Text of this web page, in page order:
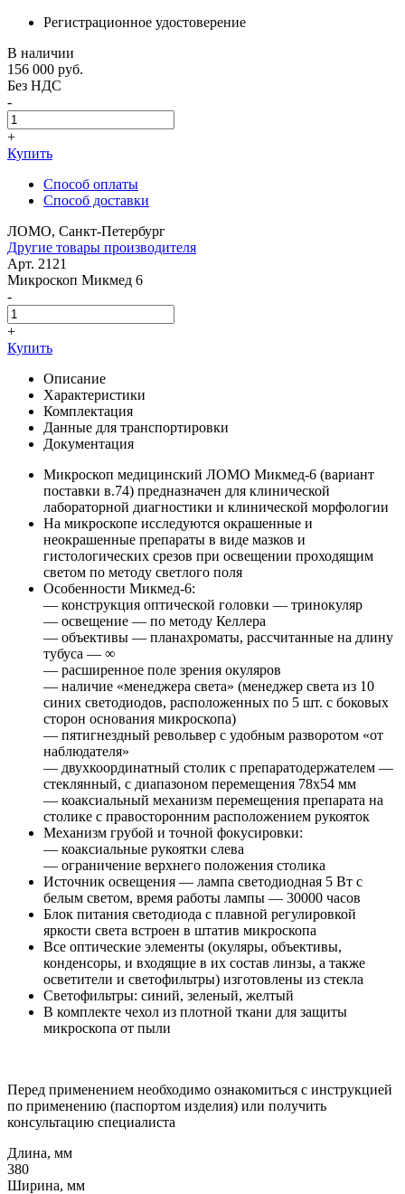
Регистрационное удостоверение
В наличии
156 000 руб.
Без НДС
-
+
Купить
Способ оплаты
Способ доставки
ЛОМО, Санкт-Петербург
Другие товары производителя
Арт. 2121
Микроскоп Микмед 6
-
+
Купить
Описание
Характеристики
Комплектация
Данные для транспортировки
Документация
Микроскоп медицинский ЛОМО Микмед-6 (вариант
поставки в.74) предназначен для клинической
лабораторной диагностики и клинической морфологии
На микроскопе исследуются окрашенные и
неокрашенные препараты в виде мазков и
гистологических срезов при освещении проходящим
светом по методу светлого поля
Особенности Микмед-6:
— конструкция оптической головки — тринокуляр
— освещение — по методу Келлера
— объективы — планахроматы, рассчитанные на длину
тубуса — ∞
— расширенное поле зрения окуляров
— наличие «менеджера света» (менеджер света из 10
синих светодиодов, расположенных по 5 шт. с боковых
сторон основания микроскопа)
— пятигнездный револьвер с удобным разворотом «от
наблюдателя»
— двухкоординатный столик с препаратодержателем —
стеклянный, с диапазоном перемещения 78х54 мм
— коаксиальный механизм перемещения препарата на
столике с правосторонним расположением рукояток
Механизм грубой и точной фокусировки:
— коаксиальные рукоятки слева
— ограничение верхнего положения столика
Источник освещения — лампа светодиодная 5 Вт с
белым светом, время работы лампы — 30000 часов
Блок питания светодиода с плавной регулировкой
яркости света встроен в штатив микроскопа
Все оптические элементы (окуляры, объективы,
конденсоры, и входящие в их состав линзы, а также
осветители и светофильтры) изготовлены из стекла
Светофильтры: синий, зеленый, желтый
В комплекте чехол из плотной ткани для защиты
микроскопа от пыли
Перед применением необходимо ознакомиться с инструкцией
по применению (паспортом изделия) или получить
консультацию специалиста
Длина, мм
380
Ширина, мм